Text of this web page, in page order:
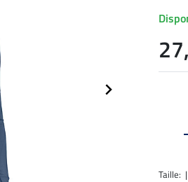
Taille: |